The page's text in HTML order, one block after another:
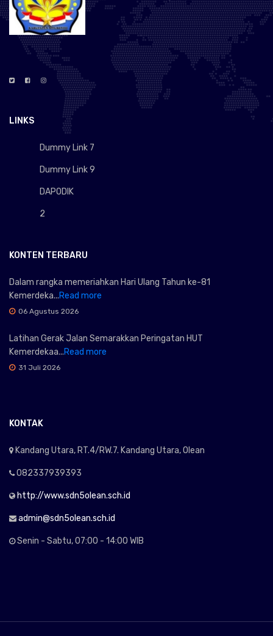
LINKS
Dummy Link 7
Dummy Link 9
DAPODIK
2
KONTEN TERBARU
Dalam rangka memeriahkan Hari Ulang Tahun ke-81
Kemerdeka...Read more
06 Agustus 2026
Latihan Gerak Jalan Semarakkan Peringatan HUT
Kemerdekaa...Read more
31 Juli 2026
KONTAK
Kandang Utara, RT.4/RW.7. Kandang Utara, Olean
082337939393
http://www.sdn5olean.sch.id
admin@sdn5olean.sch.id
Senin - Sabtu, 07:00 - 14:00 WIB